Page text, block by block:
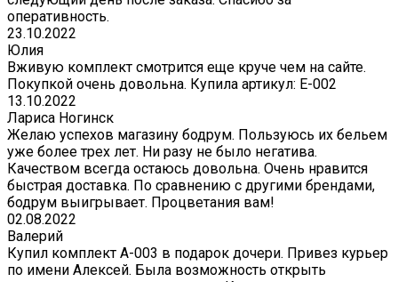
оперативность.
23.10.2022
Юлия
Вживую комплект смотрится еще круче чем на сайте.
Покупкой очень довольна. Купила артикул: E-002
13.10.2022
Лариса Ногинск
Желаю успехов магазину бодрум. Пользуюсь их бельем
уже более трех лет. Ни разу не было негатива.
Качеством всегда остаюсь довольна. Очень нравится
быстрая доставка. По сравнению с другими брендами,
бодрум выигрывает. Процветания вам!
02.08.2022
Валерий
Купил комплект A-003 в подарок дочери. Привез курьер
по имени Алексей. Была возможность открыть